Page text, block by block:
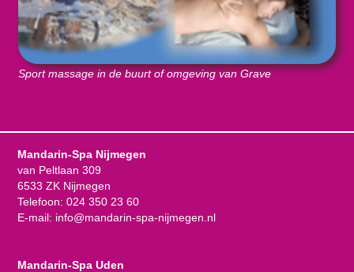
Sport massage in de buurt of omgeving van Grave
Mandarin-Spa Nijmegen
van Peltlaan 309
6533 ZK Nijmegen
Telefoon: 024 350 23 60
E-mail: info@mandarin-spa-nijmegen.nl
Mandarin-Spa Uden